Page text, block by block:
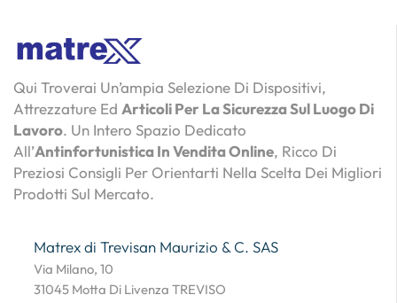
Qui Troverai Un’ampia Selezione Di Dispositivi,
Attrezzature Ed Articoli Per La Sicurezza Sul Luogo Di
Lavoro. Un Intero Spazio Dedicato
All’Antinfortunistica In Vendita Online, Ricco Di
Preziosi Consigli Per Orientarti Nella Scelta Dei Migliori
Prodotti Sul Mercato.
Matrex di Trevisan Maurizio & C. SAS
Via Milano, 10
31045 Motta Di Livenza TREVISO